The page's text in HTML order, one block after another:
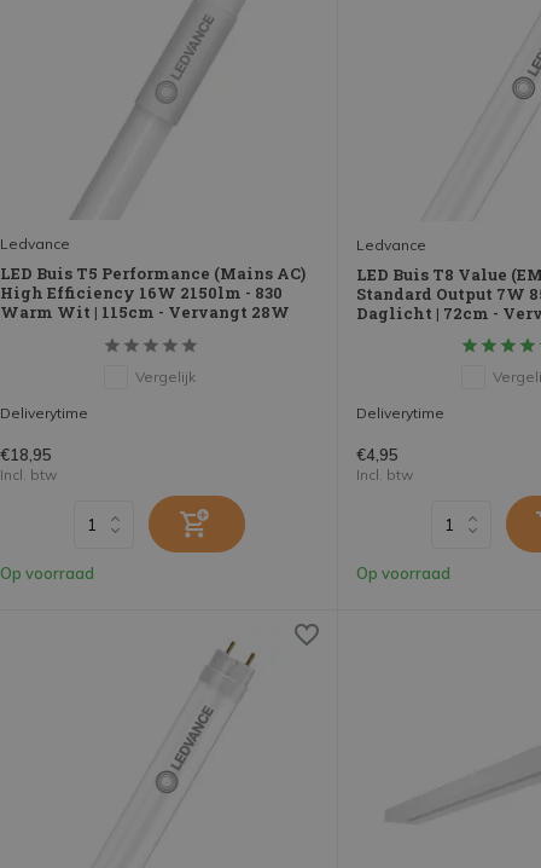
Ledvance
LED Buis T5 Performance (Mains AC)
High Efficiency 16W 2150lm - 830
Warm Wit | 115cm - Vervangt 28W
Vergelijk
Deliverytime
€18,95
Incl. btw
Op voorraad
Ledvance
LED Buis T8 Value
Standard Output 7W
Daglicht | 72cm -
Deliverytime
€4,95
Incl. btw
Op voorraad